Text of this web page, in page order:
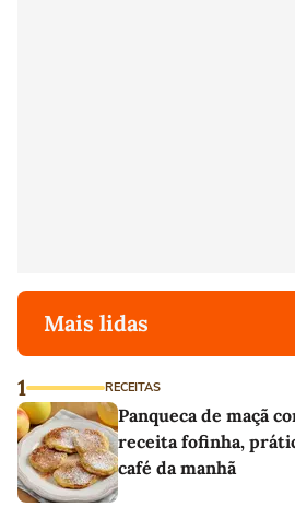
Mais lidas
1 RECEITAS
Panqueca de maçã
receita fofinha,
café da manhã